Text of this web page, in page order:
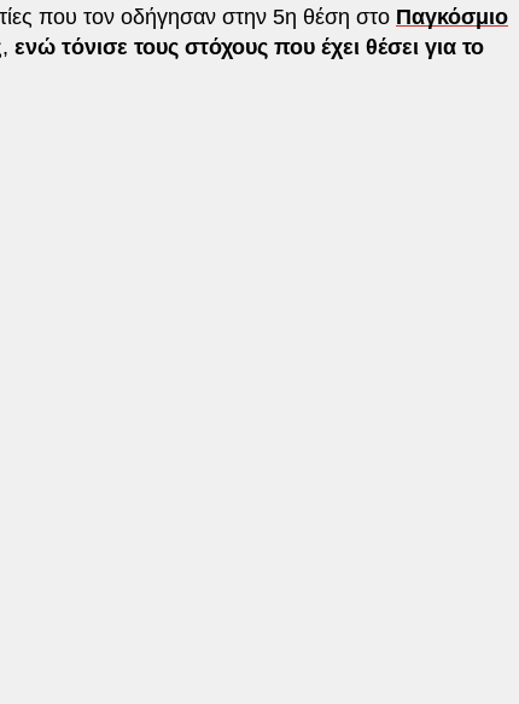
που τον οδήγησαν στην 5η θέση στο Παγκόσμιο
ενώ τόνισε τους στόχους που έχει θέσει για το